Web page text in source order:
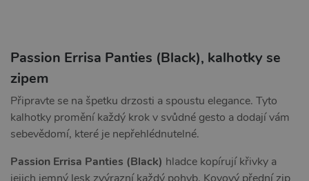
Passion Errisa Panties (Black), kalhotky se
zipem
Připravte se na špetku drzosti a spoustu elegance. Tyto
kalhotky promění každý krok v svůdné gesto a dodají vám
sebevědomí, které je nepřehlédnutelné.
Passion Errisa Panties (Black) hladce kopírují křivky a